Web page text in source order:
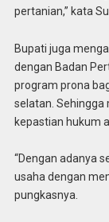
pertanian,” kata
Bupati juga
dengan Badan
program prona
selatan.
kepastian hukum
“Dengan adanya
usaha dengan
pungkasnya.